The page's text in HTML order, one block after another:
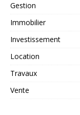
Gestion
Immobilier
Investissement
Location
Travaux
Vente